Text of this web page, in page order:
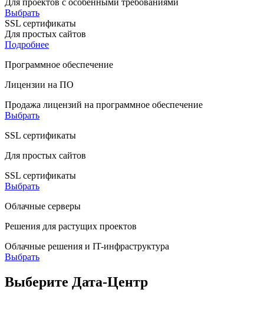
Выбрать
SSL сертификаты
Для простых сайтов
Подробнее
Программное обеспечение
Лицензии на ПО
Продажа лицензий на программное обеспечение
Выбрать
SSL сертификаты
Для простых сайтов
SSL сертификаты
Выбрать
Облачные серверы
Решения для растущих проектов
Облачные решения и IT-инфраструктура
Выбрать
Выберите Дата-Центр